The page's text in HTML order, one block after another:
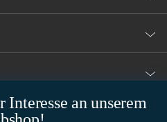
an unserem